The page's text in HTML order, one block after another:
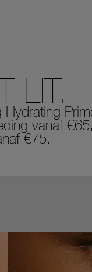
LIT.
vanaf
€75.